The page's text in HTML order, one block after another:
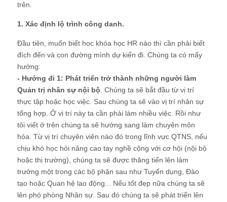
trên.
1. Xác định lộ trình công danh.
Đầu tiên, muốn biết học khóa học HR nào thì cần phải biết
đích đến và con đường mình dự kiến đi. Chúng ta có mấy
hướng:
- Hướng đi 1: Phát triển trở thành những người làm
Quản trị nhân sự nội bộ . Chúng ta sẽ bắt đầu từ vị trí
thực tập hoặc học việc. Sau chúng ta sẽ vào vị trí nhân sự
tổng hợp. Ở vị trí này ta cần phải làm nhiều việc. Rồi như
tôi viết ở trên chúng ta sẽ hướng sang làm chuyên môn
hóa. Từ vị trí chuyên viên nào đó trong lĩnh vực QTNS, nếu
chịu khó học hỏi nâng cao tay nghề cộng với cơ hội (nội bộ
hoặc thị trường), chúng ta sẽ được thăng tiến lên làm
trưởng một trong các bộ phận sau như Tuyển dụng, Đào
tạo hoặc Quan hệ lao động... Nếu tốt đẹp nữa chúng ta sẽ
lên phó phòng Nhân sự. Sau đó chúng ta sẽ phát triển lên